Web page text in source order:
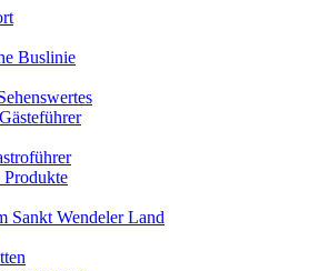
Buslinie
Produkte
Sankt Wendeler Land